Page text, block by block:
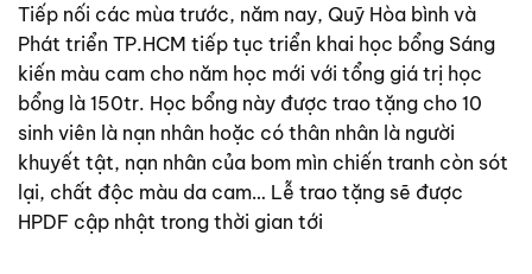
Tiếp nối các mùa trước, năm nay, Quỹ Hòa bình và
Phát triển TP.HCM tiếp tục triển khai học bổng Sáng
kiến màu cam cho năm học mới với tổng giá trị học
bổng là 150tr. Học bổng này được trao tặng cho 10
sinh viên là nạn nhân hoặc có thân nhân là người
khuyết tật, nạn nhân của bom mìn chiến tranh còn sót
lại, chất độc màu da cam… Lễ trao tặng sẽ được
HPDF cập nhật trong thời gian tới